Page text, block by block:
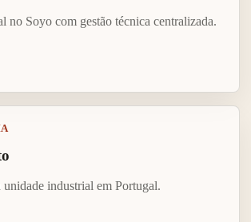
no Soyo com gestão técnica centralizada.
industrial em Portugal.